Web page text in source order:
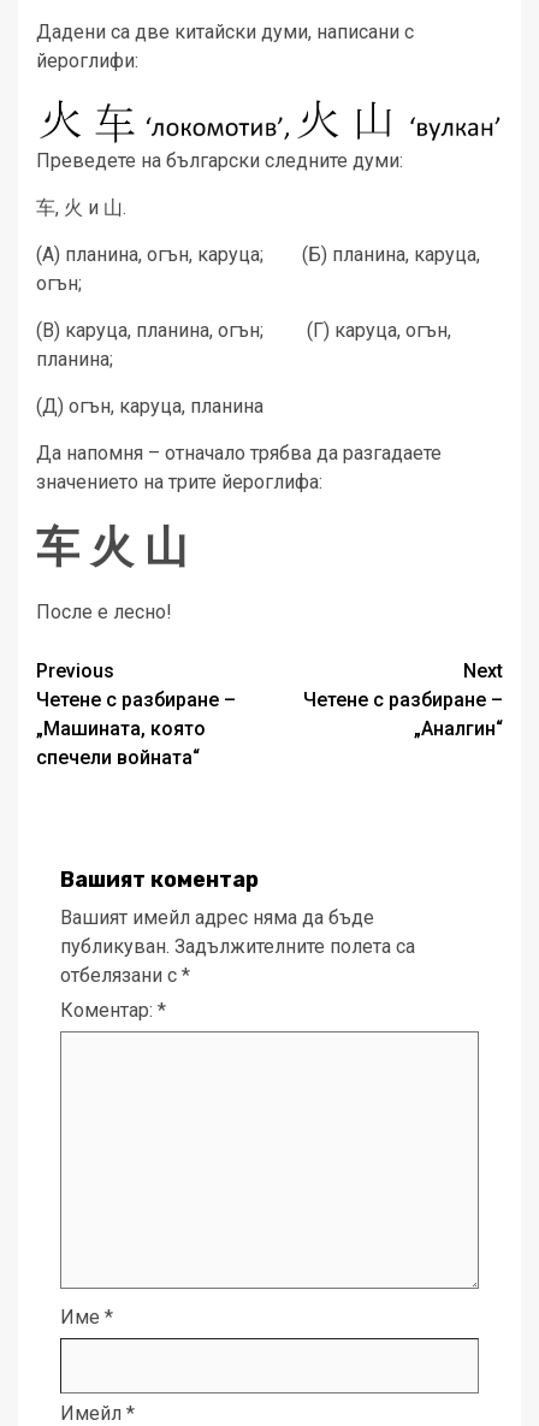
Дадени са две китайски думи, написани с
йероглифи:
Преведете на български следните думи:
车, 火 и 山.
(А) планина, огън, каруца; (Б) планина, каруца,
огън;
(В) каруца, планина, огън; (Г) каруца, огън,
планина;
(Д) огън, каруца, планина
Да напомня – отначало трябва да разгадаете
значението на трите йероглифа:
车 火 山
После е лесно!
Post
navigation
Previous
Четене с разбиране –
„Машината, която
спечели войната“
Next
Четене с разбиране –
„Аналгин“
Вашият коментар
Вашият имейл адрес няма да бъде
публикуван. Задължителните полета са
отбелязани с *
Коментар: *
Име *
Имейл *